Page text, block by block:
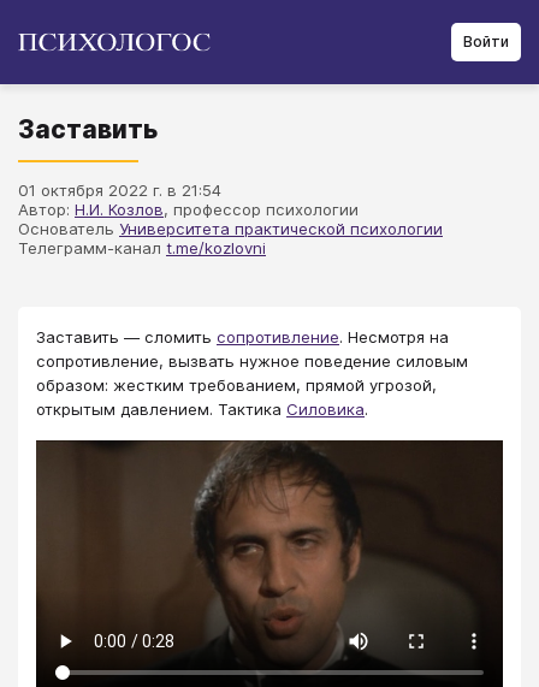
Войти
Заставить
01 октября 2022 г. в 21:54
Автор: Н.И. Козлов, профессор психологии
Основатель Университета практической психологии
Телеграмм-канал t.me/kozlovni
Заставить — сломить сопротивление. Несмотря на
сопротивление, вызвать нужное поведение силовым
образом: жестким требованием, прямой угрозой,
открытым давлением. Тактика Силовика.